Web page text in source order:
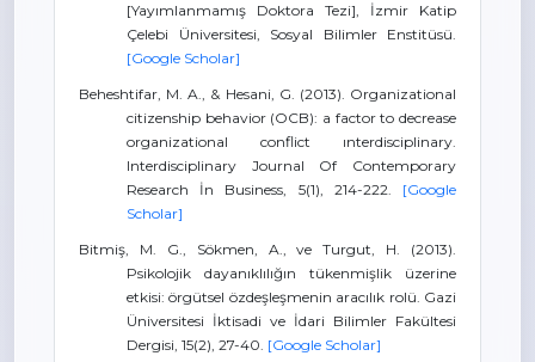
[Yayımlanmamış Doktora Tezi], İzmir Katip
Çelebi Üniversitesi, Sosyal Bilimler Enstitüsü.
[Google Scholar]
Beheshtifar, M. A., & Hesani, G. (2013). Organizational
citizenship behavior (OCB): a factor to decrease
organizational conflict ınterdisciplinary.
Interdisciplinary Journal Of Contemporary
Research İn Business, 5(1), 214-222. [Google
Scholar]
Bitmiş, M. G., Sökmen, A., ve Turgut, H. (2013).
Psikolojik dayanıklılığın tükenmişlik üzerine
etkisi: örgütsel özdeşleşmenin aracılık rolü. Gazi
Üniversitesi İktisadi ve İdari Bilimler Fakültesi
Dergisi, 15(2), 27-40. [Google Scholar]